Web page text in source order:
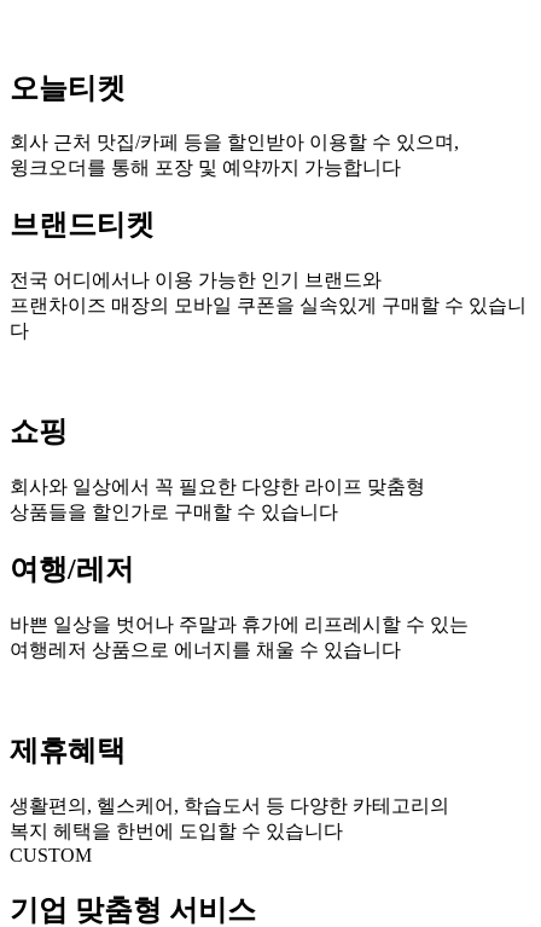
오늘티켓
회사 근처 맛집/카페 등을 할인받아 이용할 수 있으며,
윙크오더를 통해 포장 및 예약까지 가능합니다
브랜드티켓
전국 어디에서나 이용 가능한 인기 브랜드와
프랜차이즈 매장의 모바일 쿠폰을 실속있게 구매할 수 있습니
다
쇼핑
회사와 일상에서 꼭 필요한 다양한 라이프 맞춤형
상품들을 할인가로 구매할 수 있습니다
여행/레저
바쁜 일상을 벗어나 주말과 휴가에 리프레시할 수 있는
여행레저 상품으로 에너지를 채울 수 있습니다
제휴혜택
생활편의, 헬스케어, 학습도서 등 다양한 카테고리의
복지 헤택을 한번에 도입할 수 있습니다
CUSTOM
기업 맞춤형 서비스